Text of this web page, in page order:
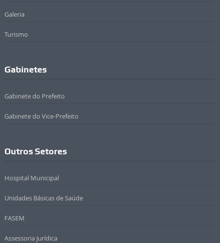
Galeria
Turismo
Gabinetes
Gabinete do Prefeito
Gabinete do Vice-Prefeito
Outros Setores
Hospital Municipal
Unidades Básicas de Saúde
FASEM
Assessoria Jurídica